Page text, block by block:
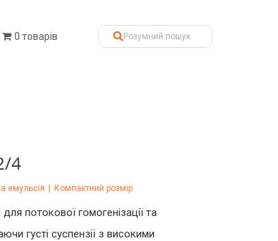
0 товарів
4
емульсія Компактний розмір
потокової гомогенізації та
густі суспензії з високими